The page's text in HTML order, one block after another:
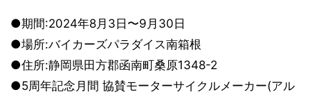
●期間:2024年8月3日〜9月30日
●場所:バイカーズパラダイス南箱根
●住所:静岡県田方郡函南町桑原1348-2
●5周年記念月間 協賛モーターサイクルメーカー(アル